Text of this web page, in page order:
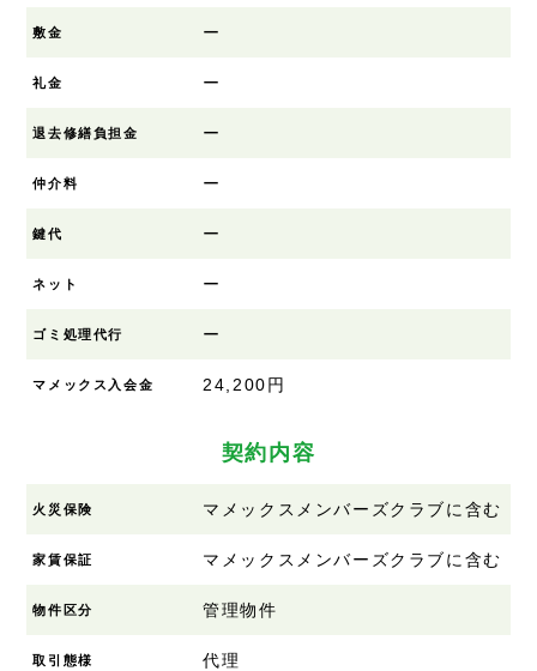
敷金 ー
礼金 ー
退去修繕負担金 ー
仲介料 ー
鍵代 ー
ネット ー
ゴミ処理代行 ー
マメックス入会金 24,200円
契約内容
火災保険 マメックスメンバーズクラブに含む
家賃保証 マメックスメンバーズクラブに含む
物件区分 管理物件
取引態様 代理